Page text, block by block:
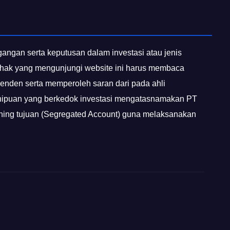
serta keputusan dalam investasi atau jenis
yang mengunjungi website ini harus membaca
serta memperoleh saran dari pada ahli
yang berkedok investasi mengatasnamakan PT
tujuan (Segregated Account) guna melaksanakan